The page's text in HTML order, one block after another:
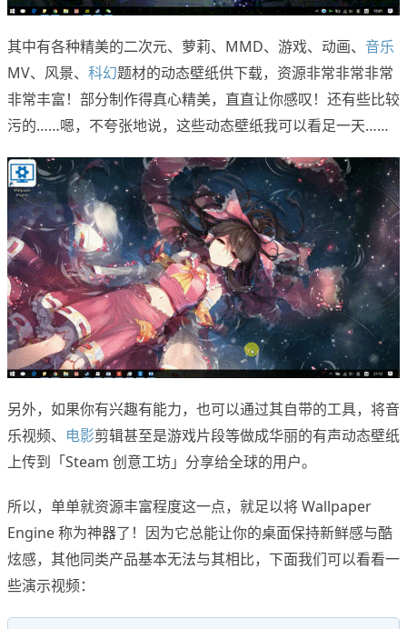
其中有各种精美的二次元、萝莉、MMD、游戏、动画、 音乐
MV、风景、 科幻题材的动态壁纸供下载，资源非常非常非常
非常丰富！部分制作得真心精美，直直让你感叹！还有些比较
污的……嗯，不夸张地说，这些动态壁纸我可以看足一天……
另外，如果你有兴趣有能力，也可以通过其自带的工具，将音
乐视频、 电影剪辑甚至是游戏片段等做成华丽的有声动态壁纸
上传到「Steam 创意工坊」分享给全球的用户。
所以，单单就资源丰富程度这一点，就足以将 Wallpaper
Engine 称为神器了！因为它总能让你的桌面保持新鲜感与酷
炫感，其他同类产品基本无法与其相比，下面我们可以看看一
些演示视频：